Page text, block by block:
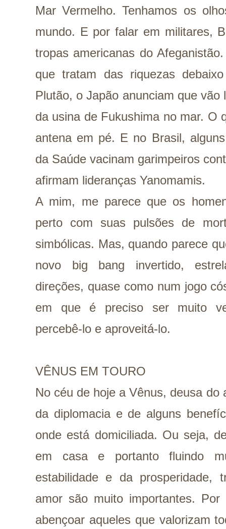
Mar Vermelho. Tenhamos os
mundo. E por falar em militares,
tropas americanas do
que tratam das riquezas
Plutão, o Japão anunciam que
da usina de Fukushima no mar. O
antena em pé. E no Brasil,
da Saúde vacinam garimpeiros
afirmam lideranças Yanomamis.
A mim, me parece que os
perto com suas pulsões de
simbólicas. Mas, quando parece
novo big bang invertido,
direções, quase como num jogo
em que é preciso ser muito
percebê-lo e aproveitá-lo.
VÊNUS EM TOURO
No céu de hoje a Vênus, deusa do
da diplomacia e de alguns
onde está domiciliada. Ou seja,
em casa e portanto fluindo
estabilidade e da prosperidade,
amor são muito importantes.
abençoar aqueles que valorizam